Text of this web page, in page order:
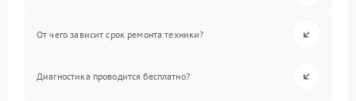
От чего зависит срок ремонта техники?
Диагностика проводится бесплатно?